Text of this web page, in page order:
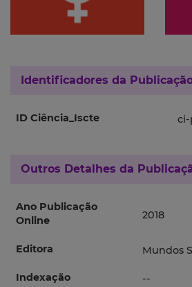
Identificadores da
ID Ciência_Iscte ci-
Outros Detalhes da
Ano Publicação
Online
2018
Editora Mundos
Indexação --